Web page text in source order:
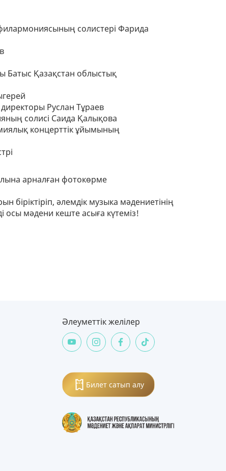
солистері Фарида
Батыс Қазақстан облыстық
Руслан Тұраев
солисі Саида Қалықова
концерттік ұйымының
арналған фотокөрме
біріктіріп, әлемдік музыка мәдениетінің
осы мәдени кеште асыға күтеміз!
Әлеуметтік желілер
Билет сатып алу